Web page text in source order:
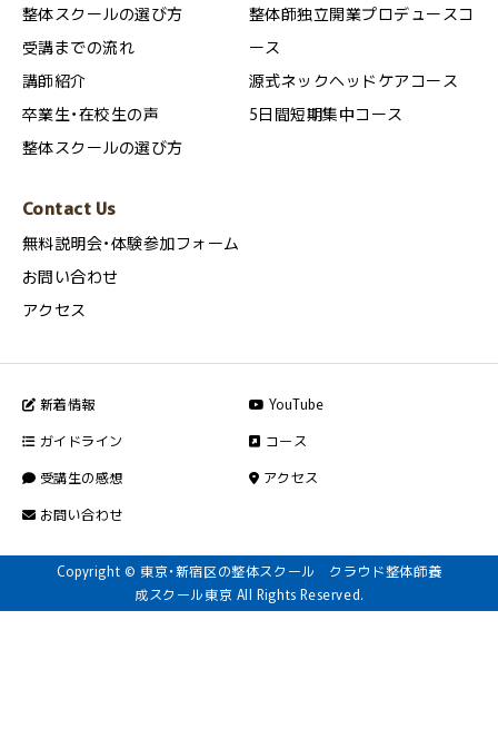
整体スクールの選び方
受講までの流れ
講師紹介
卒業生・在校生の声
整体スクールの選び方
整体師独立開業プロデュースコ
ース
源式ネックヘッドケアコース
5日間短期集中コース
Contact Us
無料説明会・体験参加フォーム
お問い合わせ
アクセス
新着情報
YouTube
ガイドライン
コース
受講生の感想
アクセス
お問い合わせ
Copyright © 東京・新宿区の整体スクール クラウド整体師養
成スクール東京 All Rights Reserved.